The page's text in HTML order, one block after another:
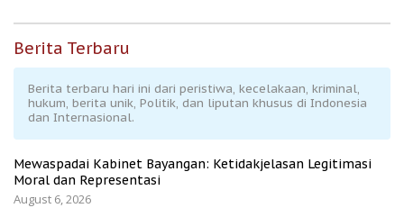
Berita Terbaru
Berita terbaru hari ini dari peristiwa, kecelakaan, kriminal,
hukum, berita unik, Politik, dan liputan khusus di Indonesia
dan Internasional.
Mewaspadai Kabinet Bayangan: Ketidakjelasan Legitimasi
Moral dan Representasi
August 6, 2026